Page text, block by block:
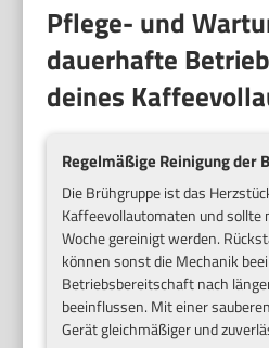
Pflege- und
dauerhafte
deines
Regelmäßige Reinigung der
Die Brühgruppe ist das
Kaffeevollautomaten und
Woche gereinigt werden.
können sonst die Mechanik
Betriebsbereitschaft nach
beeinflussen. Mit einer
Gerät gleichmäßiger und